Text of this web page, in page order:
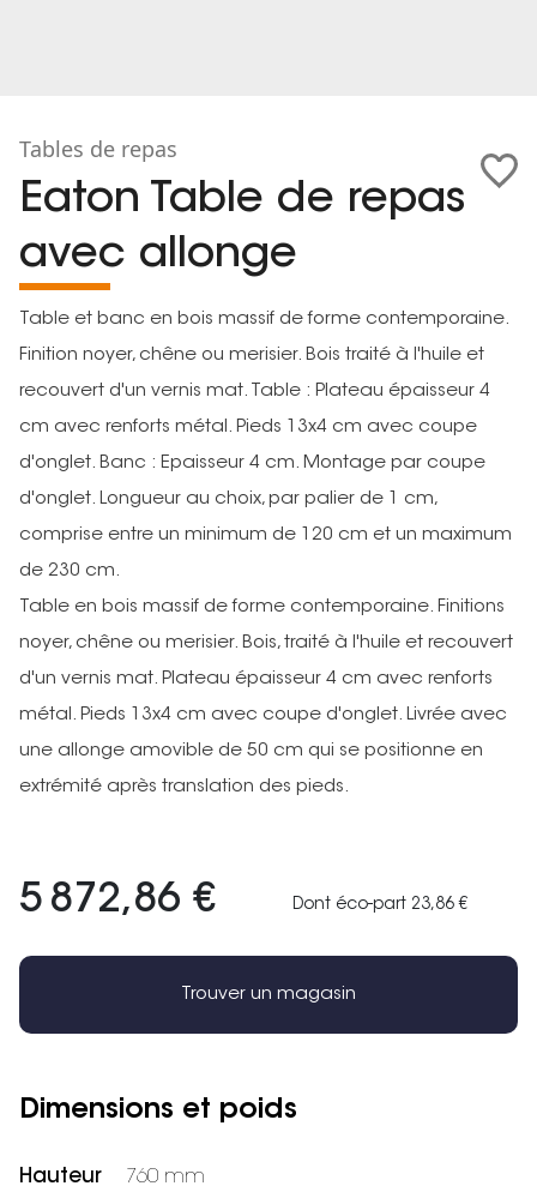
Tables de repas
Eaton Table de repas
avec allonge
Table et banc en bois massif de forme contemporaine.
Finition noyer, chêne ou merisier. Bois traité à l'huile et
recouvert d'un vernis mat. Table : Plateau épaisseur 4
cm avec renforts métal. Pieds 13x4 cm avec coupe
d'onglet. Banc : Epaisseur 4 cm. Montage par coupe
d'onglet. Longueur au choix, par palier de 1 cm,
comprise entre un minimum de 120 cm et un maximum
de 230 cm.
Table en bois massif de forme contemporaine. Finitions
noyer, chêne ou merisier. Bois, traité à l'huile et recouvert
d'un vernis mat. Plateau épaisseur 4 cm avec renforts
métal. Pieds 13x4 cm avec coupe d'onglet. Livrée avec
une allonge amovible de 50 cm qui se positionne en
extrémité après translation des pieds.
5 872,86 € Dont éco-part 23,86 €
Trouver un magasin
Dimensions et poids
Hauteur 760 mm